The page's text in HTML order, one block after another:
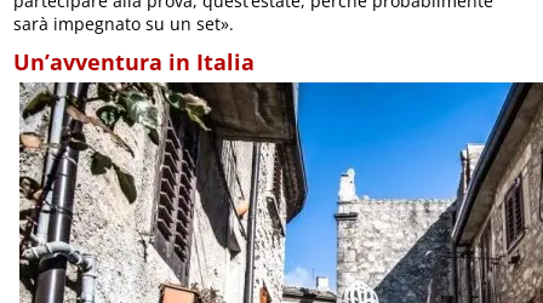
sarà impegnato su un set».
Un’avventura in Italia